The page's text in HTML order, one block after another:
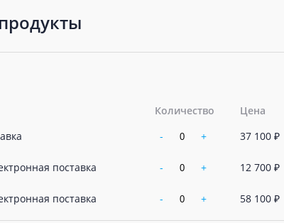
Количество Цена
- + 37 100 ₽
поставка - + 12 700 ₽
поставка - + 58 100 ₽